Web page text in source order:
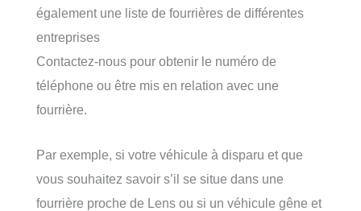
également une liste de fourrières de différentes
entreprises
Contactez-nous pour obtenir le numéro de
téléphone ou être mis en relation avec une
fourrière.
Par exemple, si votre véhicule à disparu et que
vous souhaitez savoir s’il se situe dans une
fourrière proche de Lens ou si un véhicule gêne et